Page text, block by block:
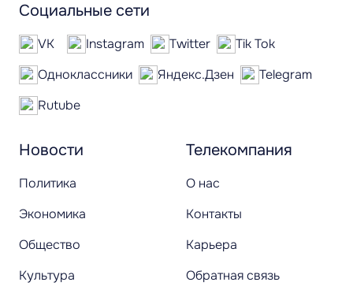
Новости
Политика
Экономика
Общество
Культура
Телекомпания
О нас
Контакты
Карьера
Обратная связь
Социальные сети
VK Instagram Twitter
Tik Tok
Одноклассники
Яндекс.Дзен
Telegram
Rutube